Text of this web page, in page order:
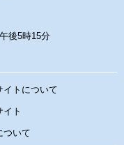
後5時15分
イトについて
イト
ついて